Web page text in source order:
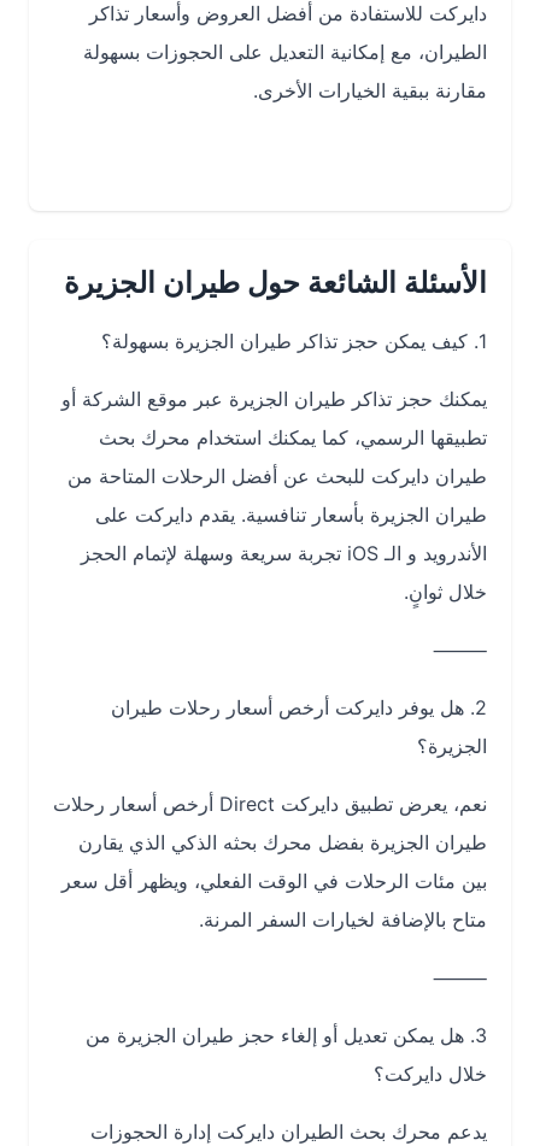
دايركت للاستفادة من أفضل العروض وأسعار تذاكر
الطيران، مع إمكانية التعديل على الحجوزات بسهولة
مقارنة ببقية الخيارات الأخرى.
الأسئلة الشائعة حول طيران الجزيرة
يمكنك حجز تذاكر طيران الجزيرة عبر موقع الشركة أو
تطبيقها الرسمي، كما يمكنك استخدام محرك بحث
طيران دايركت للبحث عن أفضل الرحلات المتاحة من
طيران الجزيرة بأسعار تنافسية. يقدم دايركت على
الأندرويد و الـ iOS تجربة سريعة وسهلة لإتمام الحجز
خلال ثوانٍ.
⸻
2. هل يوفر دايركت أرخص أسعار رحلات طيران
الجزيرة؟
نعم، يعرض تطبيق دايركت Direct أرخص أسعار رحلات
طيران الجزيرة بفضل محرك بحثه الذكي الذي يقارن
بين مئات الرحلات في الوقت الفعلي، ويظهر أقل سعر
متاح بالإضافة لخيارات السفر المرنة.
⸻
3. هل يمكن تعديل أو إلغاء حجز طيران الجزيرة من
خلال دايركت؟
يدعم محرك بحث الطيران دايركت إدارة الحجوزات